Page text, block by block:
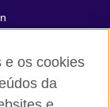
e os cookies
da